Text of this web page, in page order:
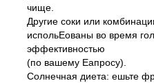
чище.
Другие соки или
испольЕованы во время
эффективностью
(по вашему Еапросу).
Солнечная диета: ешьте